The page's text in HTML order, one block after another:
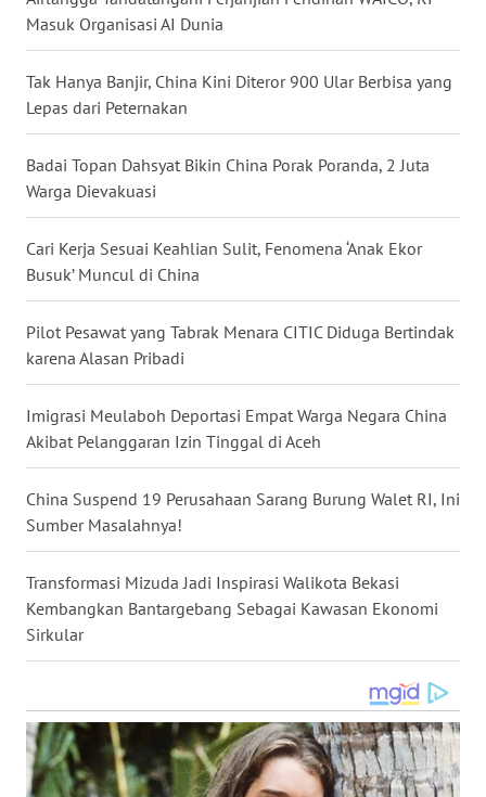
Masuk Organisasi AI Dunia
Tak Hanya Banjir, China Kini Diteror 900 Ular Berbisa yang
Lepas dari Peternakan
Badai Topan Dahsyat Bikin China Porak Poranda, 2 Juta
Warga Dievakuasi
Cari Kerja Sesuai Keahlian Sulit, Fenomena ‘Anak Ekor
Busuk’ Muncul di China
Pilot Pesawat yang Tabrak Menara CITIC Diduga Bertindak
karena Alasan Pribadi
Imigrasi Meulaboh Deportasi Empat Warga Negara China
Akibat Pelanggaran Izin Tinggal di Aceh
China Suspend 19 Perusahaan Sarang Burung Walet RI, Ini
Sumber Masalahnya!
Transformasi Mizuda Jadi Inspirasi Walikota Bekasi
Kembangkan Bantargebang Sebagai Kawasan Ekonomi
Sirkular
WN
NUSANTARA
WN
JOGJA
WN
WN
KALBAR
WN
KALTENG
WN
KALTARA
WN
KALSEL
WN
SULSEL